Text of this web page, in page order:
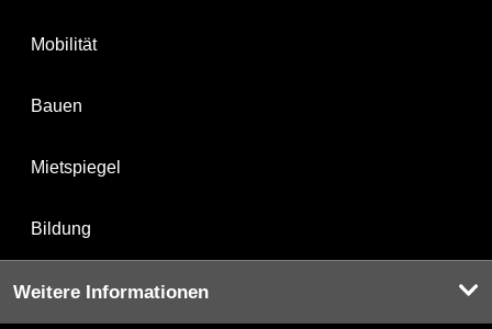
Mobilität
Bauen
Mietspiegel
Bildung
Weitere Informationen